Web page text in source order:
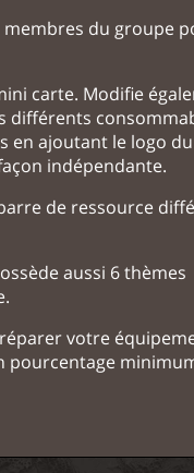
membres du groupe
carte. Modifie
différents
en ajoutant le logo
indépendante.
de ressource
aussi 6 thèmes
votre
pourcentage